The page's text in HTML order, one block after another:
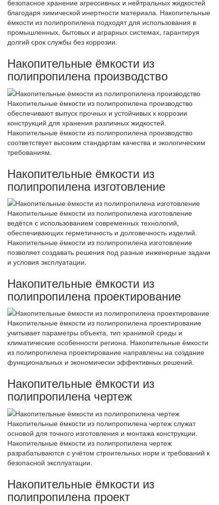
безопасное хранение агрессивных и нейтральных жидкостей
благодаря химической инертности материала. Накопительные
ёмкости из полипропилена подходят для использования в
промышленных, бытовых и аграрных системах, гарантируя
долгий срок службы без коррозии.
Накопительные ёмкости из
полипропилена производство
Накопительные ёмкости из полипропилена производство
обеспечивают выпуск прочных и устойчивых к коррозии
конструкций для хранения различных жидкостей.
Накопительные ёмкости из полипропилена производство
соответствует высоким стандартам качества и экологическим
требованиям.
Накопительные ёмкости из
полипропилена изготовление
Накопительные ёмкости из полипропилена изготовление
ведётся с использованием современных технологий,
обеспечивающих герметичность и долговечность изделий.
Накопительные ёмкости из полипропилена изготовление
позволяет создавать решения под разные инженерные задачи
и условия эксплуатации.
Накопительные ёмкости из
полипропилена проектирование
Накопительные ёмкости из полипропилена проектирование
учитывает параметры объекта, тип хранимой среды и
климатические особенности региона. Накопительные ёмкости
из полипропилена проектирование направлены на создание
функциональных и экономически эффективных решений.
Накопительные ёмкости из
полипропилена чертеж
Накопительные ёмкости из полипропилена чертеж служат
основой для точного изготовления и монтажа конструкции.
Накопительные ёмкости из полипропилена чертеж
разрабатываются с учётом строительных норм и требований к
безопасной эксплуатации.
Накопительные ёмкости из
полипропилена проект